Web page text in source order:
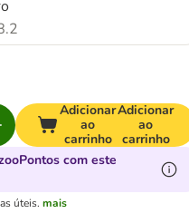
Adicionar
ao
carrinho
Adicionar
ao
carrinho
com este
úteis. mais